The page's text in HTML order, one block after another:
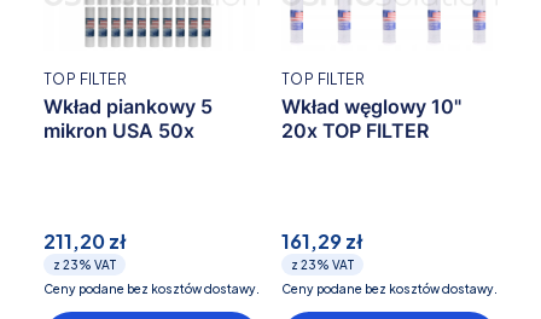
Wkład piankowy 5
mikron USA 50x
TOP FILTER
211,20 zł
z 23% VAT
Ceny podane bez kosztów dostawy.
Wkład węglowy 10"
20x TOP FILTER
TOP FILTER
161,29 zł
z 23% VAT
Ceny podane bez kosztów dostawy.